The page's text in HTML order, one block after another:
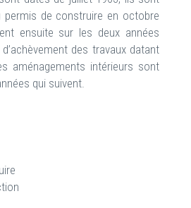
permis de construire en octobre
ensuite sur les deux années
des travaux datant
aménagements intérieurs sont
qui suivent.